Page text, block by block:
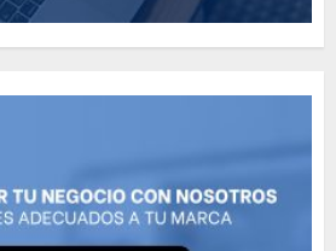
The full story of
Thailand’s extraordinary
Valentino Goes
Deliberately Feminine for